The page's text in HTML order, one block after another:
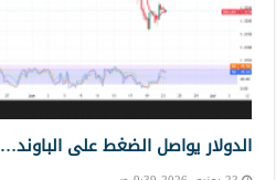
الدولار يواصل الضغط على الباوند… 23-6-2026